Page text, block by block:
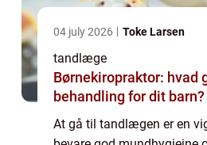
04 july 2026 Toke Larsen
tandlæge
Børnekiropraktor: hvad
behandling for dit barn?
At gå til tandlægen er en